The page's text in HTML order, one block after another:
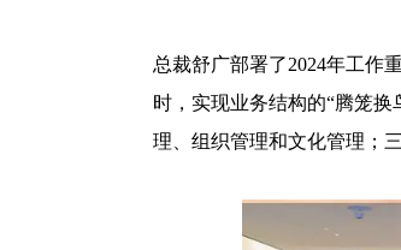
总裁舒广部署了2024年工作
时，实现业务结构的“腾笼
理、组织管理和文化管理；